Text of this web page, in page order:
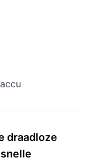
draadloze